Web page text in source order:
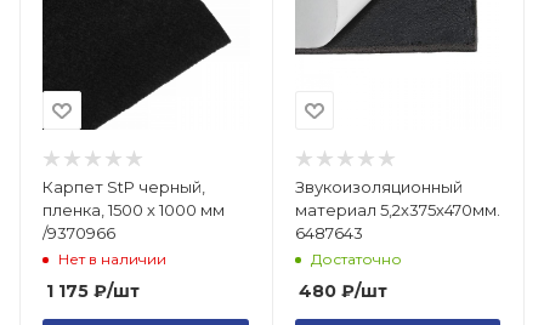
Карпет StP черный,
пленка, 1500 х 1000 мм
/9370966
Нет в наличии
1 175 ₽/шт
Звукоизоляционный
материал 5,2х375х470мм.
6487643
Достаточно
480₽/шт